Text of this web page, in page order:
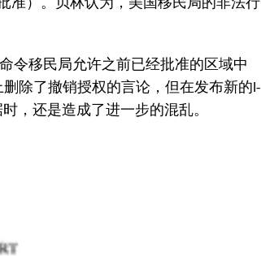
令移民局允许之前已经批准的区域中
除了撤销授权的言论，但在发布新的I-
，还是造成了进一步的混乱。